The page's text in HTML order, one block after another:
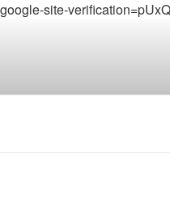
google-site-